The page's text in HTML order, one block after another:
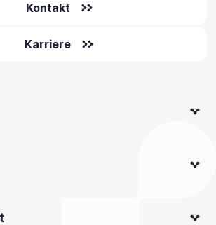
Kontakt
Karriere